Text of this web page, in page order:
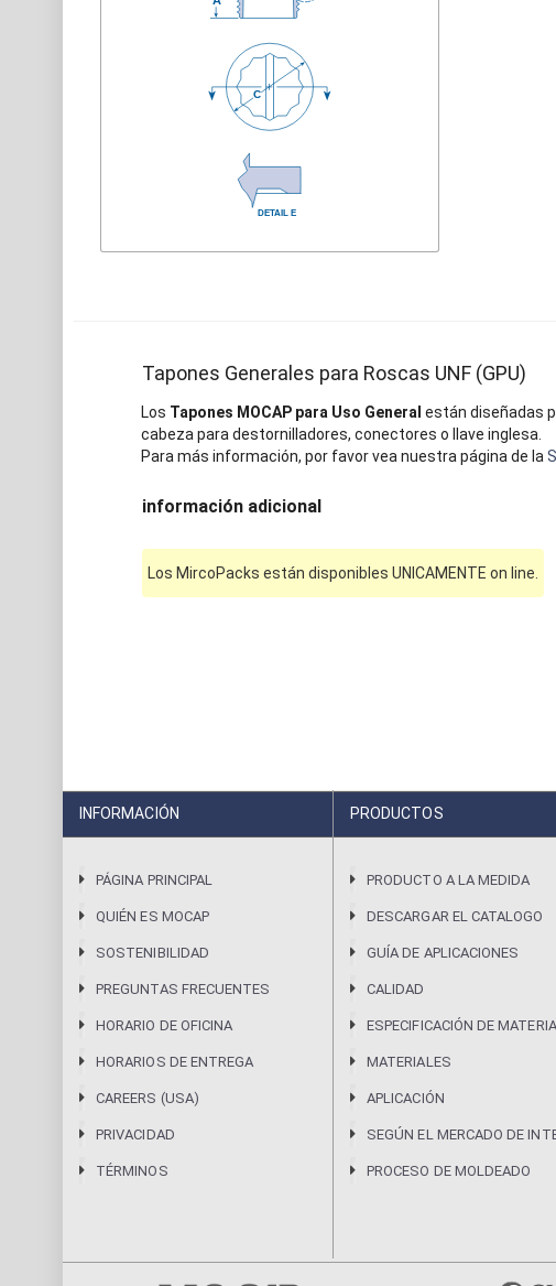
Tapones Generales para Roscas UNF (GPU)
Los Tapones MOCAP para Uso General están diseñadas
cabeza para destornilladores, conectores o llave inglesa.
Para más información, por favor vea nuestra página de la
información adicional
Los MircoPacks están disponibles UNICAMENTE on line.
INFORMACIÓN
PÁGINA PRINCIPAL
QUIÉN ES MOCAP
SOSTENIBILIDAD
PREGUNTAS FRECUENTES
HORARIO DE OFICINA
HORARIOS DE ENTREGA
CAREERS (USA)
PRIVACIDAD
TÉRMINOS
PRODUCTOS
PRODUCTO A LA MEDIDA
DESCARGAR EL CATALOGO
GUÍA DE APLICACIONES
CALIDAD
ESPECIFICACIÓN DE
MATERIALES
APLICACIÓN
SEGÚN EL MERCADO DE
PROCESO DE MOLDEADO